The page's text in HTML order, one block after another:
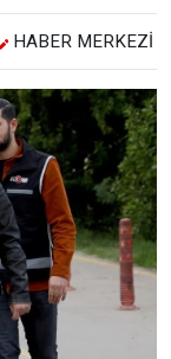
HABER MERKEZI